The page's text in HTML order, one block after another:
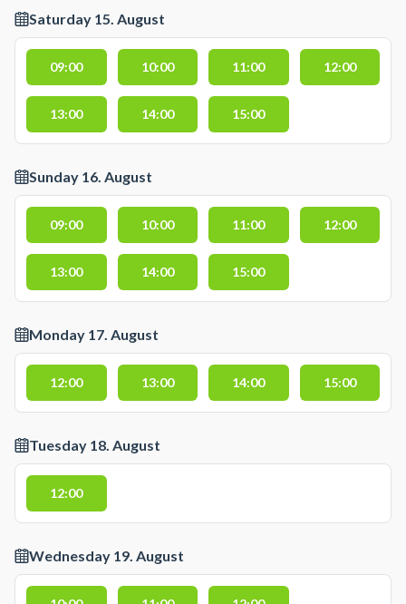
Saturday 15. August
09:00 10:00 11:00 12:00
13:00 14:00 15:00
Sunday 16. August
09:00 10:00 11:00 12:00
13:00 14:00 15:00
Monday 17. August
12:00 13:00 14:00 15:00
Tuesday 18. August
12:00
Wednesday 19. August